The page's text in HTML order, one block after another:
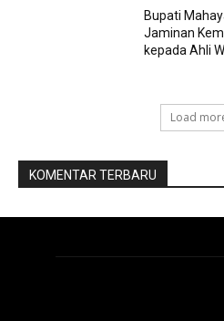
Bupati
Jaminan
kepada Ahli
Load
KOMENTAR TERBARU